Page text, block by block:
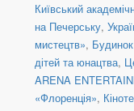
Київський
на Печерську,
мистецтв»,
дітей та юнацтва,
ARENA
«Флоренція»,